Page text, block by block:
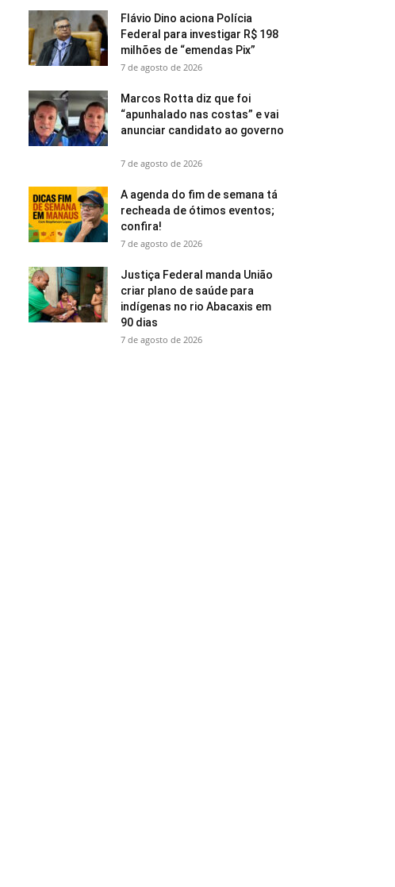
Flávio Dino aciona Polícia
Federal para investigar R$ 198
milhões de “emendas Pix”
7 de agosto de 2026
Marcos Rotta diz que foi
“apunhalado nas costas” e vai
anunciar candidato ao governo
7 de agosto de 2026
A agenda do fim de semana tá
recheada de ótimos eventos;
confira!
7 de agosto de 2026
Justiça Federal manda União
criar plano de saúde para
indígenas no rio Abacaxis em
90 dias
7 de agosto de 2026